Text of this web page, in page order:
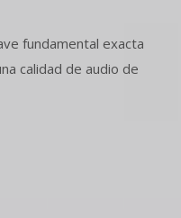
fundamental exacta
calidad de audio de